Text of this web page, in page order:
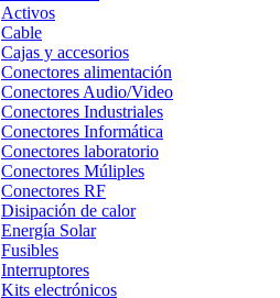
Activos
Cable
Cajas y accesorios
Conectores alimentación
Conectores Audio/Video
Conectores Industriales
Conectores Informática
Conectores laboratorio
Conectores Múliples
Conectores RF
Disipación de calor
Energía Solar
Fusibles
Interruptores
Kits electrónicos